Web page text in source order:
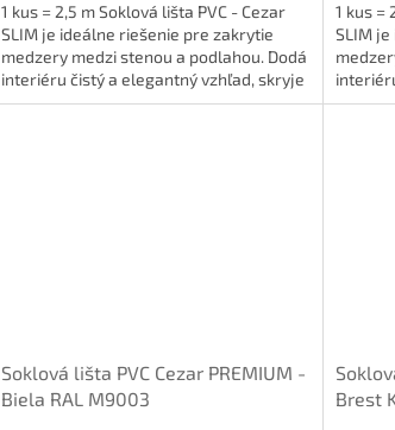
1 kus = 2,5 m Soklová lišta PVC - Cezar
SLIM je ideálne riešenie pre zakrytie
medzery medzi stenou a podlahou. Dodá
interiéru čistý a elegantný vzhľad, skryje
káble a...
1 kus =
SLIM
káble
Soklová lišta PVC Cezar PREMIUM -
Biela RAL M9003
Brest